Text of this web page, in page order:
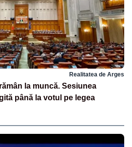
Realitatea de Arges
la muncă. Sesiunea
până la votul pe legea